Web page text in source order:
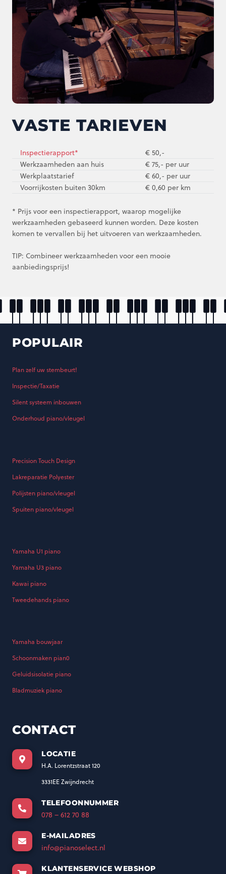
VASTE TARIEVEN
Inspectierapport*
€ 50,-
Werkzaamheden aan huis
€ 75,- per uur
Werkplaatstarief
€ 60,- per uur
Voorrijkosten buiten 30km
€ 0,60 per km
* Prijs voor een inspectierapport, waarop mogelijke
werkzaamheden gebaseerd kunnen worden. Deze kosten
komen te vervallen bij het uitvoeren van werkzaamheden.
TIP: Combineer werkzaamheden voor een mooie
aanbiedingsprijs!
POPULAIR
Plan zelf uw stembeurt!
Inspectie/Taxatie
Silent systeem inbouwen
Onderhoud piano/vleugel
Precision Touch Design
Lakreparatie Polyester
Polijsten piano/vleugel
Spuiten piano/vleugel
Yamaha U1 piano
Yamaha U3 piano
Kawai piano
Tweedehands piano
Yamaha bouwjaar
Schoonmaken pian0
Geluidsisolatie piano
Bladmuziek piano
CONTACT
LOCATIE
H.A. Lorentzstraat 120
3331EE Zwijndrecht
TELEFOONNUMMER
078 – 612 70 88
E-MAILADRES
info@pianoselect.nl
KLANTENSERVICE WEBSHOP